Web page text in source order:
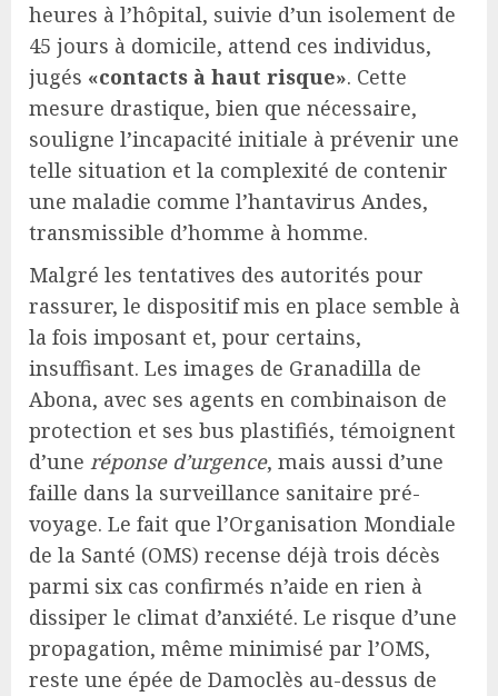
heures à l’hôpital, suivie d’un isolement de
45 jours à domicile, attend ces individus,
jugés «contacts à haut risque». Cette
mesure drastique, bien que nécessaire,
souligne l’incapacité initiale à prévenir une
telle situation et la complexité de contenir
une maladie comme l’hantavirus Andes,
transmissible d’homme à homme.
Malgré les tentatives des autorités pour
rassurer, le dispositif mis en place semble à
la fois imposant et, pour certains,
insuffisant. Les images de Granadilla de
Abona, avec ses agents en combinaison de
protection et ses bus plastifiés, témoignent
d’une réponse d’urgence, mais aussi d’une
faille dans la surveillance sanitaire pré-
voyage. Le fait que l’Organisation Mondiale
de la Santé (OMS) recense déjà trois décès
parmi six cas confirmés n’aide en rien à
dissiper le climat d’anxiété. Le risque d’une
propagation, même minimisé par l’OMS,
reste une épée de Damoclès au-dessus de